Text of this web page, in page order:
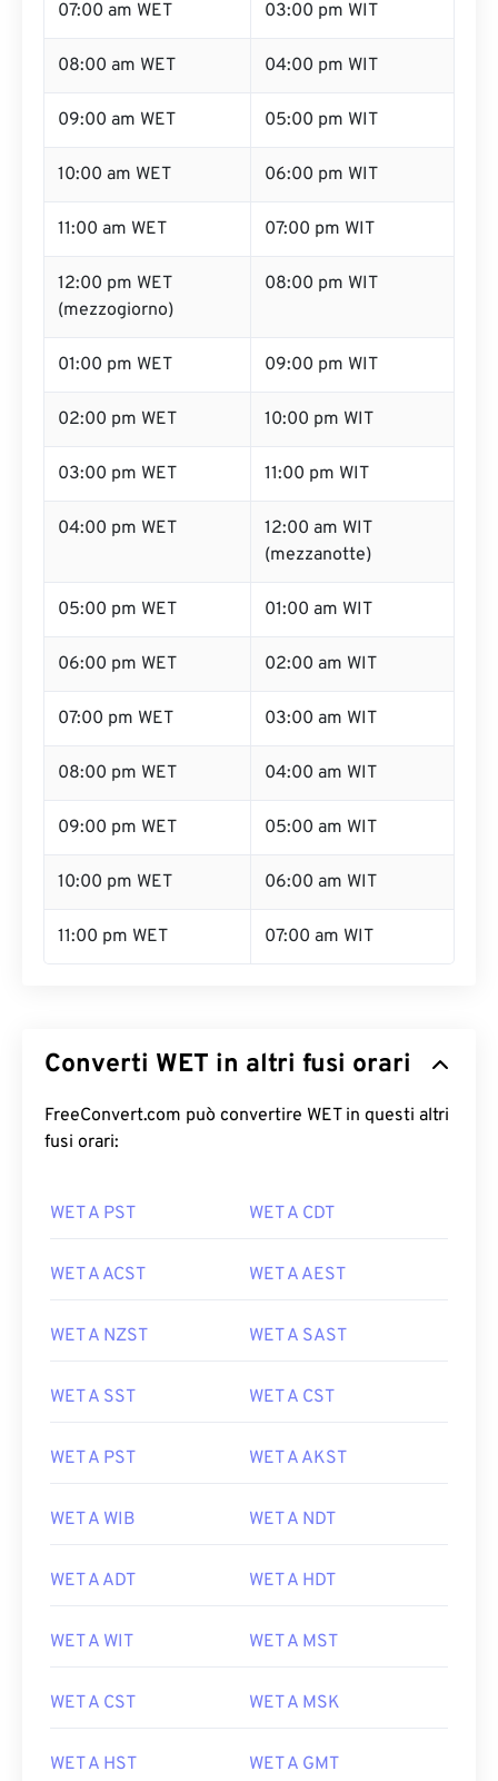
07:00 am WET 03:00 pm WIT
08:00 am WET 04:00 pm WIT
09:00 am WET 05:00 pm WIT
10:00 am WET 06:00 pm WIT
11:00 am WET 07:00 pm WIT
12:00 pm WET
(mezzogiorno)
08:00 pm WIT
01:00 pm WET 09:00 pm WIT
02:00 pm WET 10:00 pm WIT
03:00 pm WET 11:00 pm WIT
04:00 pm WET
12:00 am WIT
(mezzanotte)
05:00 pm WET 01:00 am WIT
06:00 pm WET 02:00 am WIT
07:00 pm WET 03:00 am WIT
08:00 pm WET 04:00 am WIT
09:00 pm WET 05:00 am WIT
10:00 pm WET 06:00 am WIT
11:00 pm WET 07:00 am WIT
Converti WET in altri fusi orari
FreeConvert.com può convertire WET in questi altri
fusi orari:
WET A PST WET A CDT
WET A ACST WET A AEST
WET A NZST WET A SAST
WET A SST WET A CST
WET A PST WET A AKST
WET A WIB WET A NDT
WET A ADT WET A HDT
WET A WIT WET A MST
WET A CST WET A MSK
WET A HST WET A GMT